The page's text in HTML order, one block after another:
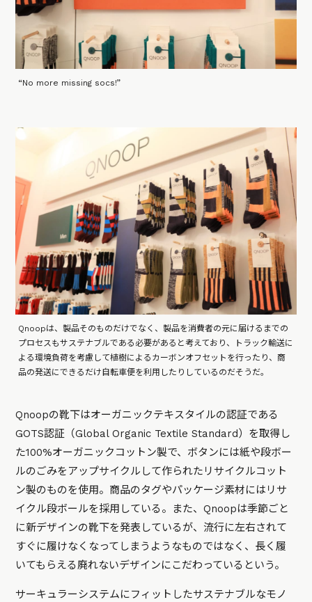
“No more missing socs!”
Qnoopは、製品そのものだけでなく、製品を消費者の元に届けるまでの
プロセスもサステナブルである必要があると考えており、トラック輸送に
よる環境負荷を考慮して植樹によるカーボンオフセットを行ったり、商
品の発送にできるだけ自転車便を利用したりしているのだそうだ。
Qnoopの靴下はオーガニックテキスタイルの認証である
GOTS認証（Global Organic Textile Standard）を取得し
た100%オーガニックコットン製で、ボタンには紙や段ボー
ルのごみをアップサイクルして作られたリサイクルコット
ン製のものを使用。商品のタグやパッケージ素材にはリサ
イクル段ボールを採用している。また、Qnoopは季節ごと
に新デザインの靴下を発表しているが、流行に左右されて
すぐに履けなくなってしまうようなものではなく、長く履
いてもらえる廃れないデザインにこだわっているという。
サーキュラーシステムにフィットしたサステナブルなモノ